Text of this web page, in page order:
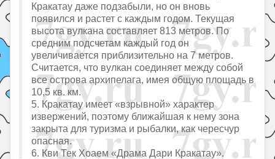
Кракатау даже подзабыли, но он вновь
появился и растет с каждым годом. Текущая
высота вулкана составляет 813 метров. По
средним подсчетам каждый год он
увеличивается приблизительно на 7 метров.
Считается, что вулкан соединяет между собой
все острова архипелага, имея общую площадь в
10,5 кв. км.
5. Кракатау имеет «взрывной» характер
извержений, поэтому ближайшая к нему зона
закрыта для туризма и рыбалки, как чересчур
опасная.
6. Кви Тек Хоаем «Драма Дари Кракатау».